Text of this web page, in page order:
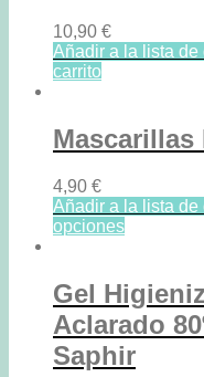
10,90 €
Añadir a la lista de
carrito
Mascarillas
4,90 €
Añadir a la lista de
opciones
Gel
Aclarado
Saphir